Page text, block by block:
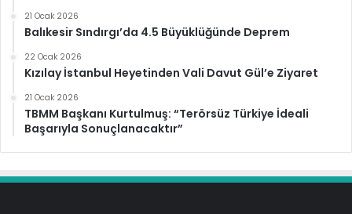
21 Ocak 2026
Balıkesir Sındırgı’da 4.5 Büyüklüğünde Deprem
22 Ocak 2026
Kızılay İstanbul Heyetinden Vali Davut Gül’e Ziyaret
21 Ocak 2026
TBMM Başkanı Kurtulmuş: “Terörsüz Türkiye İdeali
Başarıyla Sonuçlanacaktır”